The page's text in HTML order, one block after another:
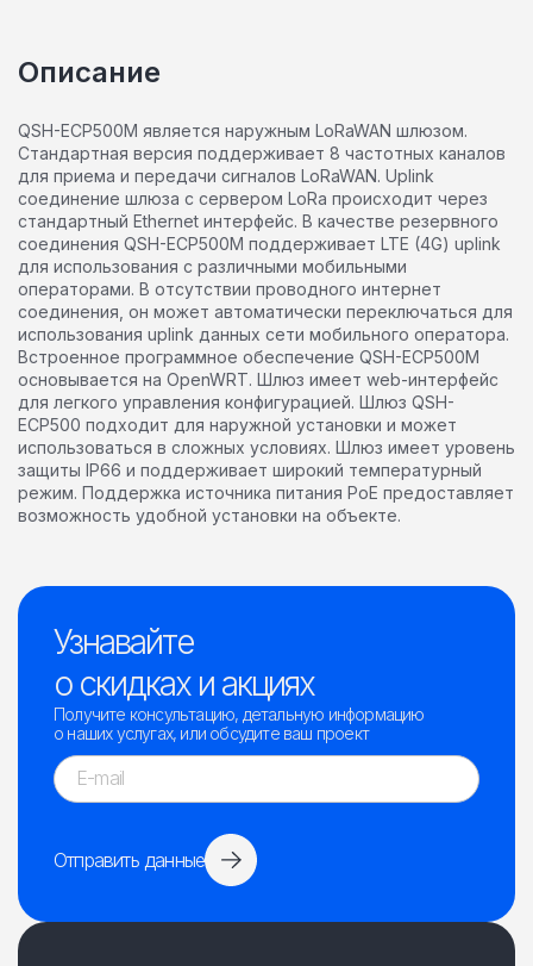
Описание
QSH-ECP500M является наружным LoRaWAN шлюзом.
Стандартная версия поддерживает 8 частотных каналов
для приема и передачи сигналов LoRaWAN. Uplink
соединение шлюза с сервером LoRa происходит через
стандартный Ethernet интерфейс. В качестве резервного
соединения QSH-ECP500M поддерживает LTE (4G) uplink
для использования с различными мобильными
операторами. В отсутствии проводного интернет
соединения, он может автоматически переключаться для
использования uplink данных сети мобильного оператора.
Встроенное программное обеспечение QSH-ECP500M
основывается на OpenWRT. Шлюз имеет web-интерфейс
для легкого управления конфигурацией. Шлюз QSH-
ECP500 подходит для наружной установки и может
использоваться в сложных условиях. Шлюз имеет уровень
защиты IP66 и поддерживает широкий температурный
режим. Поддержка источника питания PoE предоставляет
возможность удобной установки на объекте.
Узнавайте
о скидках и акциях
Получите консультацию, детальную информацию
о наших услугах, или обсудите ваш проект
Отправить данные